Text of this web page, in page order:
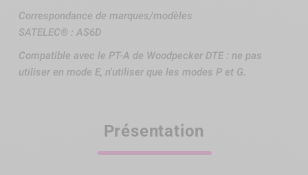
Correspondance de marques/modèles
SATELEC® : AS6D
Compatible avec le PT-A de Woodpecker DTE : ne pas
utiliser en mode E, n'utiliser que les modes P et G.
Présentation